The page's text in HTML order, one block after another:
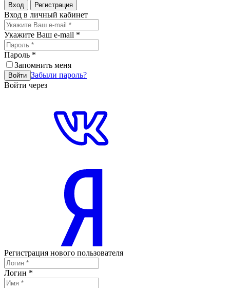
Вход Регистрация
Вход в личный кабинет
Укажите Ваш e-mail *
Пароль *
Запомнить меня
Войти Забыли пароль?
Войти через
Регистрация нового пользователя
Логин *